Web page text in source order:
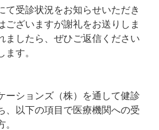
て受診状況をお知らせいただき
ございますが謝礼をお送りしま
ましたら、ぜひご返信ください
ます。
ーションズ（株）を通して健診
、以下の項目で医療機関への受